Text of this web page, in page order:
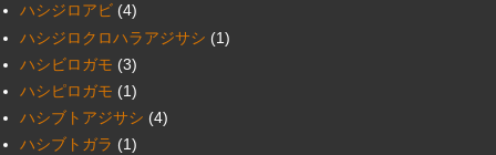
ハシジロアビ (4)
ハシジロクロハラアジサシ (1)
ハシビロガモ (3)
ハシピロガモ (1)
ハシブトアジサシ (4)
ハシブトガラ (1)